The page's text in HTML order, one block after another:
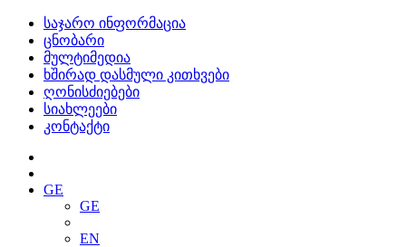
საჯარო ინფორმაცია
ცნობარი
მულტიმედია
ხშირად დასმული კითხვები
ღონისძიებები
სიახლეები
კონტაქტი
GE
GE
EN